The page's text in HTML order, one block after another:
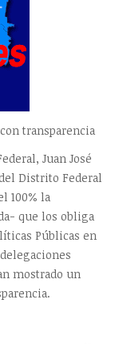
transparencia
Juan José
Distrito Federal
100% la
que los obliga
Públicas en
mostrado un